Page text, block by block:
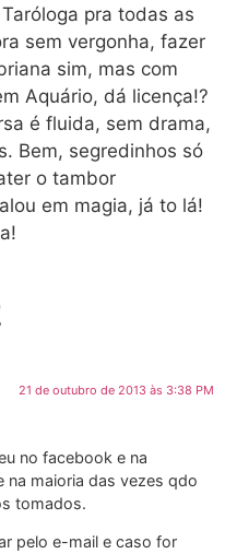
pra todas as
sem vergonha, fazer
sim, mas com
Aquário, dá licença!?
é fluida, sem drama,
Bem, segredinhos só
o tambor
em magia, já to lá!
21 de outubro de 2013 às 3:38 PM
no facebook e na
maioria das vezes qdo
tomados.
pelo e-mail e caso for